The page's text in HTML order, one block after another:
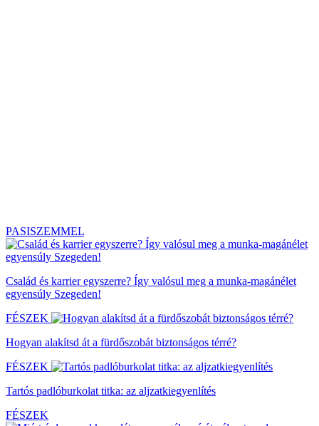
PASISZEMMEL
Család és karrier egyszerre? Így valósul meg a munka-magánélet
egyensúly Szegeden!
FÉSZEK
Hogyan alakítsd át a fürdőszobát biztonságos térré?
FÉSZEK
Tartós padlóburkolat titka: az aljzatkiegyenlítés
FÉSZEK